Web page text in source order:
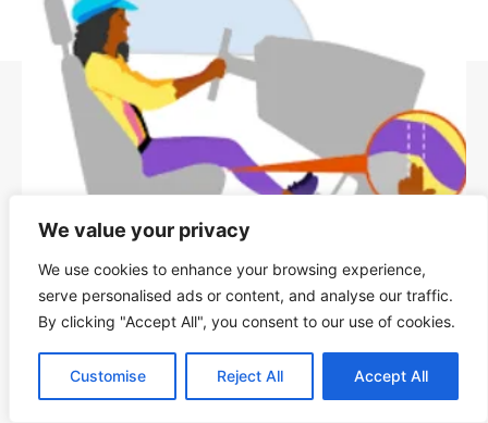
We value your privacy
We use cookies to enhance your browsing experience,
serve personalised ads or content, and analyse our traffic.
By clicking "Accept All", you consent to our use of cookies.
Customise Reject All Accept All
गाड़ी चलाते वक्त घुटने में दर्द? पैटेलर टेंडिनोपैथी क्या है?
Jinal - December 8, 2025